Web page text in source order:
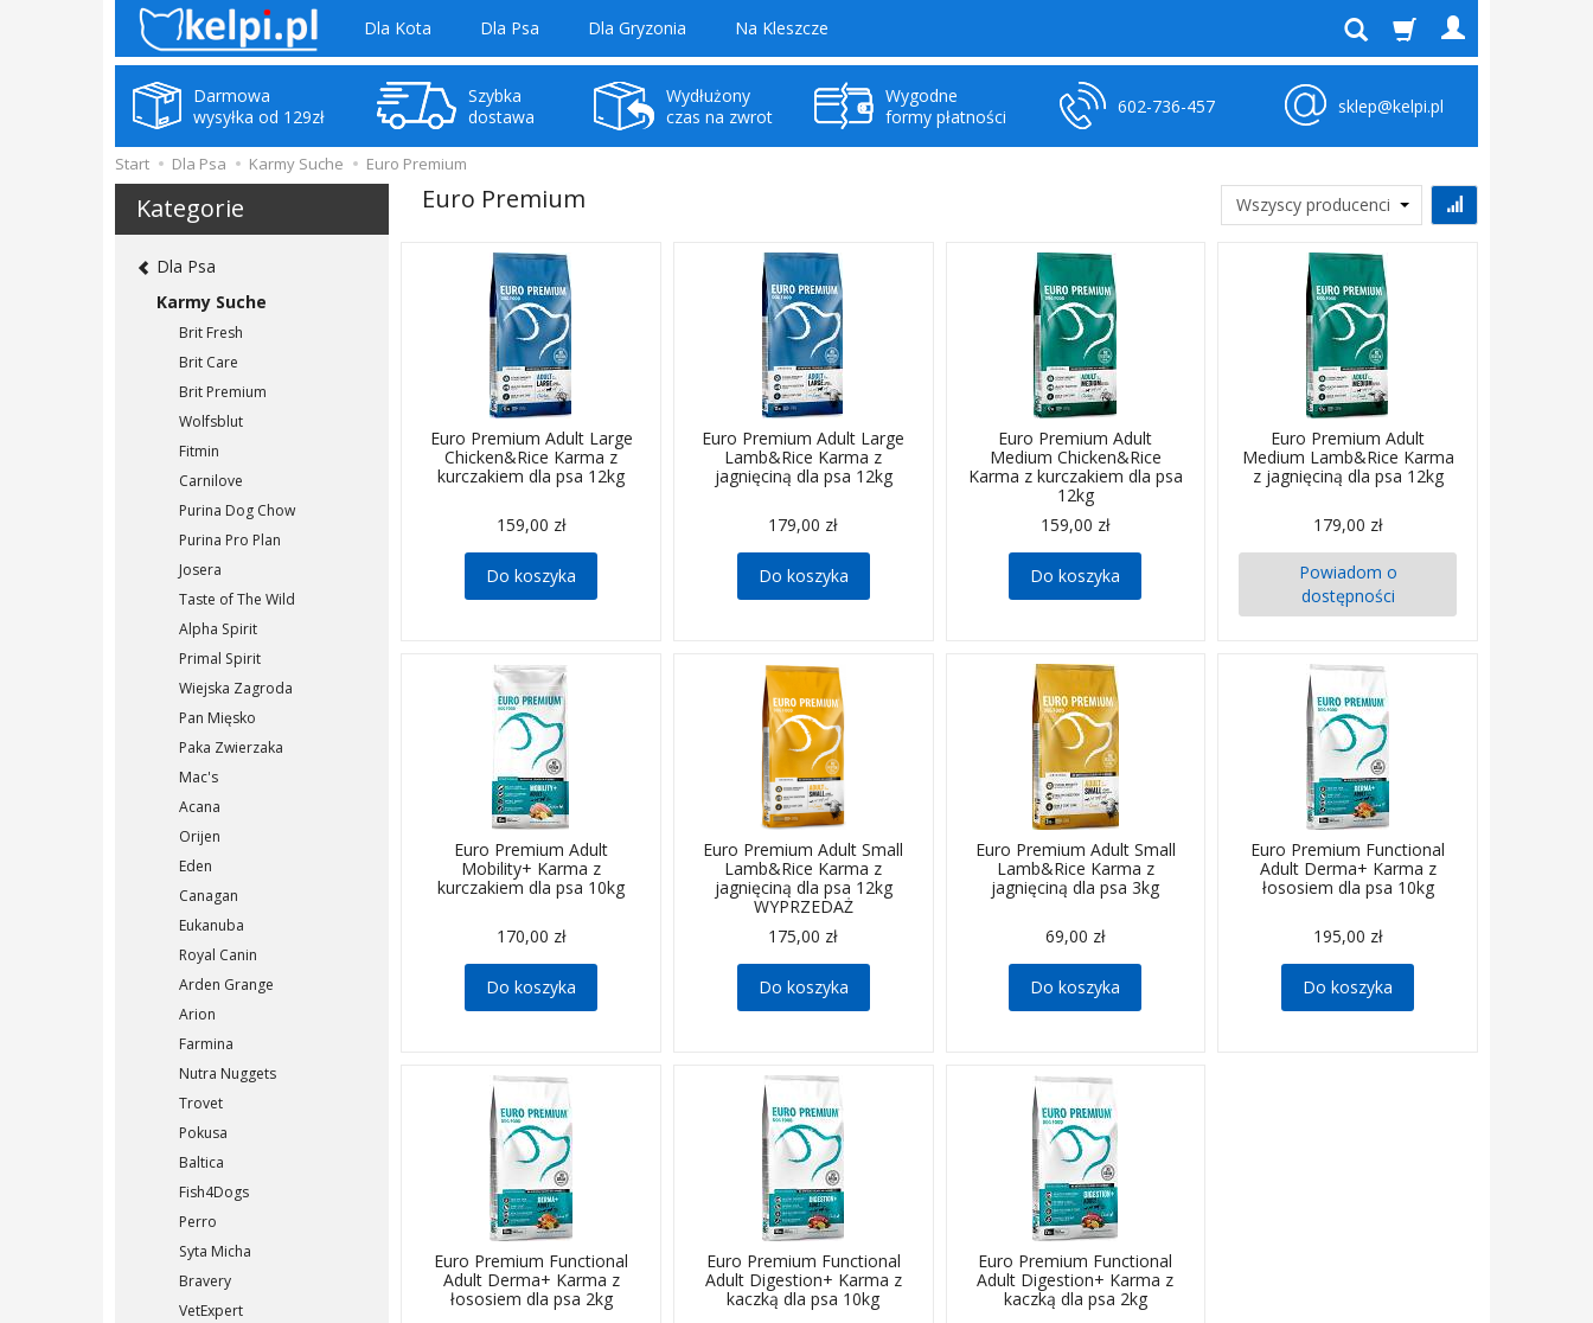
Dla Kota Dla Psa Dla Gryzonia Na Kleszcze
Darmowa
wysyłka od 129zł
Szybka
dostawa
Wydłużony
czas na zwrot
Wygodne
formy płatności
602-736-457 sklep@kelpi.pl
Start Dla Psa Karmy Suche Euro Premium
Euro Premium
Euro Premium Adult Large
Chicken&Rice Karma z
kurczakiem dla psa 12kg
159,00 zł
Do koszyka
Euro Premium Adult Large
Lamb&Rice Karma z
jagnięciną dla psa 12kg
179,00 zł
Do koszyka
Euro Premium Adult
Medium Chicken&Rice
Karma z kurczakiem dla psa
12kg
159,00 zł
Do koszyka
Euro Premium Adult
Medium Lamb&Rice Karma
z jagnięciną dla psa 12kg
179,00 zł
Powiadom o
dostępności
Euro Premium Adult
Mobility+ Karma z
kurczakiem dla psa 10kg
170,00 zł
Do koszyka
Euro Premium Adult Small
Lamb&Rice Karma z
jagnięciną dla psa 12kg
WYPRZEDAŻ
175,00 zł
Do koszyka
Euro Premium Adult Small
Lamb&Rice Karma z
jagnięciną dla psa 3kg
69,00 zł
Do koszyka
Euro Premium Functional
Adult Derma+ Karma z
łososiem dla psa 10kg
195,00 zł
Do koszyka
Euro Premium Functional
Adult Derma+ Karma z
łososiem dla psa 2kg
Euro Premium Functional
Adult Digestion+ Karma z
kaczką dla psa 10kg
Euro Premium Functional
Adult Digestion+ Karma z
kaczką dla psa 2kg
Kategorie
Dla Psa
Karmy Suche
Brit Fresh
Brit Care
Brit Premium
Wolfsblut
Fitmin
Carnilove
Purina Dog Chow
Purina Pro Plan
Josera
Taste of The Wild
Alpha Spirit
Primal Spirit
Wiejska Zagroda
Pan Mięsko
Paka Zwierzaka
Mac's
Acana
Orijen
Eden
Canagan
Eukanuba
Royal Canin
Arden Grange
Arion
Farmina
Nutra Nuggets
Trovet
Pokusa
Baltica
Fish4Dogs
Perro
Syta Micha
Bravery
VetExpert